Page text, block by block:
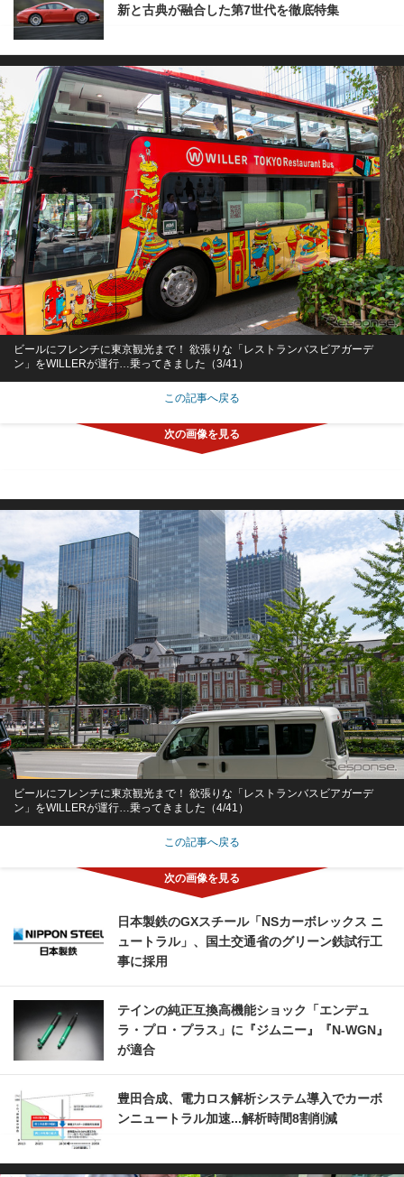
新と古典が融合した第7世代を徹底特集
ビールにフレンチに東京観光まで！ 欲張りな「レストランバスビアガーデ
ン」をWILLERが運行…乗ってきました（3/41）
この記事へ戻る
ビールにフレンチに東京観光まで！ 欲張りな「レストランバスビアガーデ
ン」をWILLERが運行…乗ってきました（4/41）
この記事へ戻る
日本製鉄のGXスチール「NSカーボレックス ニ
ュートラル」、国土交通省のグリーン鉄試行工
事に採用
テインの純正互換高機能ショック「エンデュ
ラ・プロ・プラス」に『ジムニー』『N-WGN』
が適合
豊田合成、電力ロス解析システム導入でカーボ
ンニュートラル加速...解析時間8割削減